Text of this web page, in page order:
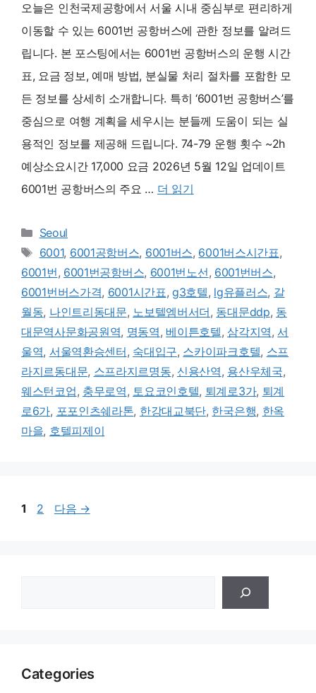
오늘은 인천국제공항에서 서울 시내 중심부로 편리하게
이동할 수 있는 6001번 공항버스에 관한 정보를 알려드
립니다. 본 포스팅에서는 6001번 공항버스의 운행 시간
표, 요금 정보, 예매 방법, 분실물 처리 절차를 포함한 모
든 정보를 상세히 소개합니다. 특히 ‘6001번 공항버스’를
중심으로 여행 계획을 세우시는 분들께 도움이 되는 실
용적인 정보를 제공해 드립니다. 74-79 운행 횟수 ~2h
예상소요시간 17,000 요금 2026년 5월 12일 업데이트
6001번 공항버스의 주요 … 더 읽기
카
테
고
리
Seoul
태
그
6001, 6001공항버스, 6001버스, 6001버스시간표,
6001번, 6001번공항버스, 6001번노선, 6001번버스,
6001번버스가격, 6001시간표,g3호텔, lg유플러스, 갈
월동, 나인트리동대문, 노보텔엠버서더, 동대문ddp, 동
대문역사문화공원역, 명동역, 베이튼호텔,삼각지역,서
울역, 서울역환승센터, 숙대입구, 스카이파크호텔, 스프
라지르동대문, 스프라지르명동, 신용산역, 용산우체국,
웨스턴코업, 충무로역, 토요코인호텔, 퇴계로3가, 퇴계
로6가, 포포인츠쉐라톤, 한강대교북단, 한국은행, 한옥
마을, 호텔피제이
페
1
페
2 다음 →
Categories